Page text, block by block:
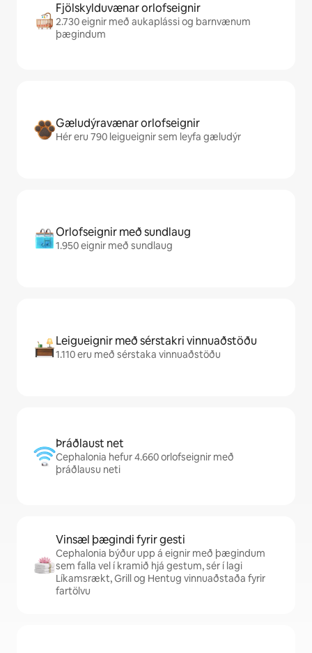
Fjölskylduvænar orlofseignir
2.730 eignir með aukaplássi og barnvænum
þægindum
Gæludýravænar orlofseignir
Hér eru 790 leigueignir sem leyfa gæludýr
Orlofseignir með sundlaug
1.950 eignir með sundlaug
Leigueignir með sérstakri vinnuaðstöðu
1.110 eru með sérstaka vinnuaðstöðu
Þráðlaust net
Cephalonia hefur 4.660 orlofseignir með
þráðlausu neti
Vinsæl þægindi fyrir gesti
Cephalonia býður upp á eignir með þægindum
sem falla vel í kramið hjá gestum, sér í lagi
Líkamsrækt, Grill og Hentug vinnuaðstaða fyrir
fartölvu